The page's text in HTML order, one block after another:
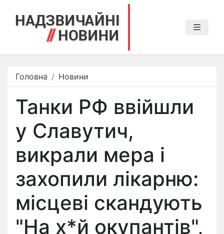
Головна Новини
Танки РФ ввійшли
у Славутич,
викрали мера і
захопили лікарню:
місцеві скандують
"На х*й окупантів",